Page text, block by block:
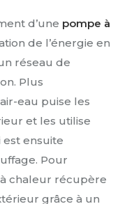
d’une pompe à
de l’énergie en
réseau de
Plus
eau puise les
et les utilise
est ensuite
Pour
chaleur récupère
grâce à un